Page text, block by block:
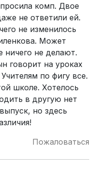
комп. Двое
не ответили ей.
не изменилось
Может
ничего не делают.
говорит на уроках
по фигу все.
школе. Хотелось
в другую нет
но здесь
Пожаловаться